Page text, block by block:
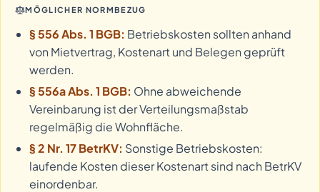
MÖGLICHER NORMBEZUG
§ 556 Abs. 1 BGB: Betriebskosten sollten anhand
von Mietvertrag, Kostenart und Belegen geprüft
werden.
§ 556a Abs. 1 BGB: Ohne abweichende
Vereinbarung ist der Verteilungsmaßstab
regelmäßig die Wohnfläche.
§ 2 Nr. 17 BetrKV: Sonstige Betriebskosten:
laufende Kosten dieser Kostenart sind nach BetrKV
einordenbar.